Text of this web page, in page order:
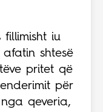
fillimisht iu
shtesë
pritet që
për
qeveria,